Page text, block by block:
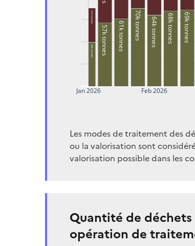
40k tonnes 57k tonnes 61k tonnes 70k tonnes 64k tonnes 68k tonnes 69k tonnes
31k tonnes
Jan 2026 Feb 2026
Les modes de traitement des
ou la valorisation sont
valorisation possible dans les
Quantité de
opération de